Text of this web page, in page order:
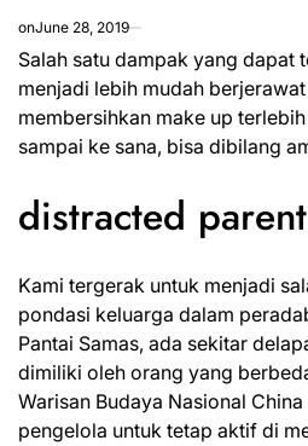
onJune 28, 2019
Salah satu dampak yang dapat
menjadi lebih mudah
membersihkan make up
sampai ke sana, bisa dibilang
distracted
Kami tergerak untuk menjadi
pondasi keluarga dalam
Pantai Samas, ada sekitar
dimiliki oleh orang yang
Warisan Budaya Nasional
pengelola untuk tetap aktif di